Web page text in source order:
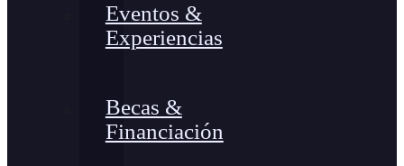
Eventos &
Experiencias
Becas &
Financiación